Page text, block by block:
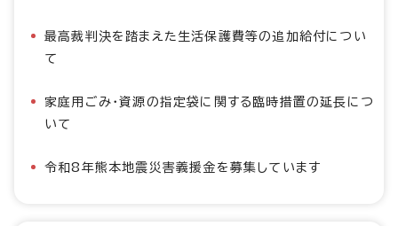
最高裁判決を踏まえた生活保護費等の追加給付につい
て
家庭用ごみ・資源の指定袋に関する臨時措置の延長につ
いて
令和8年熊本地震災害義援金を募集しています